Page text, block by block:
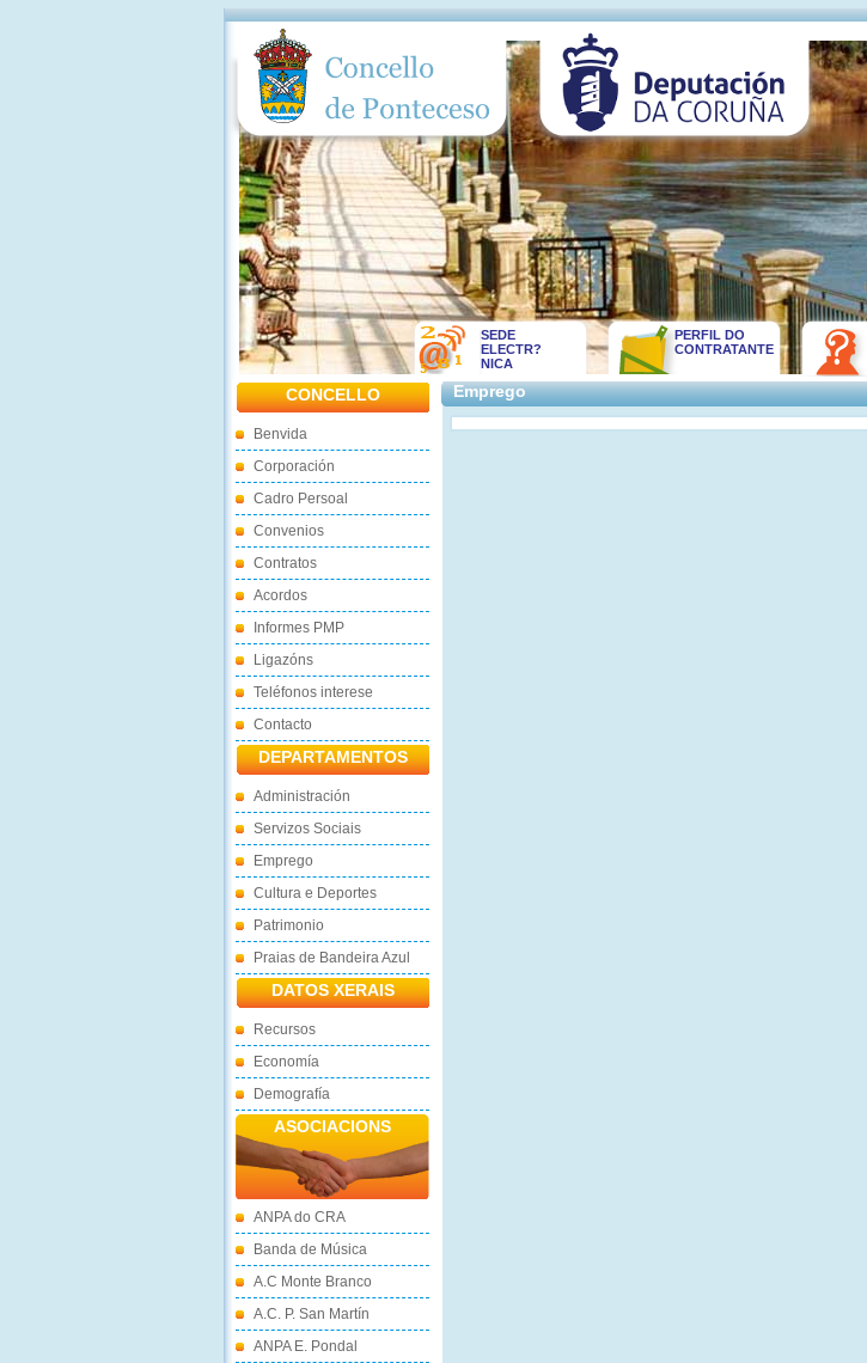
SEDE
ELECTR?
NICA
PERFIL DO
CONTRATANTE
CONCELLO
Benvida
Corporación
Cadro Persoal
Convenios
Contratos
Acordos
Informes PMP
Ligazóns
Teléfonos interese
Contacto
DEPARTAMENTOS
Administración
Servizos Sociais
Emprego
Cultura e Deportes
Patrimonio
Praias de Bandeira Azul
DATOS XERAIS
Recursos
Economía
Demografía
ASOCIACIONS
ANPA do CRA
Banda de Música
A.C Monte Branco
A.C. P. San Martín
ANPA E. Pondal
Emprego